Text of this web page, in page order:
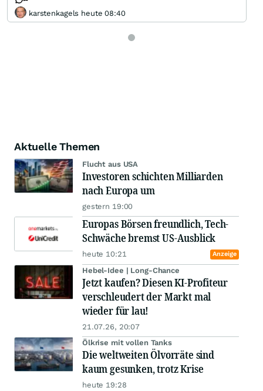
karstenkagels heute 08:40
Aktuelle Themen
Flucht aus USA
Investoren schichten Milliarden
nach Europa um
gestern 19:00
Europas Börsen freundlich, Tech-
Schwäche bremst US-Ausblick
heute 10:21 Anzeige
Hebel-Idee | Long-Chance
Jetzt kaufen? Diesen KI-Profiteur
verschleudert der Markt mal
wieder für lau!
21.07.26, 20:07
Ölkrise mit vollen Tanks
Die weltweiten Ölvorräte sind
kaum gesunken, trotz Krise
heute 19:28